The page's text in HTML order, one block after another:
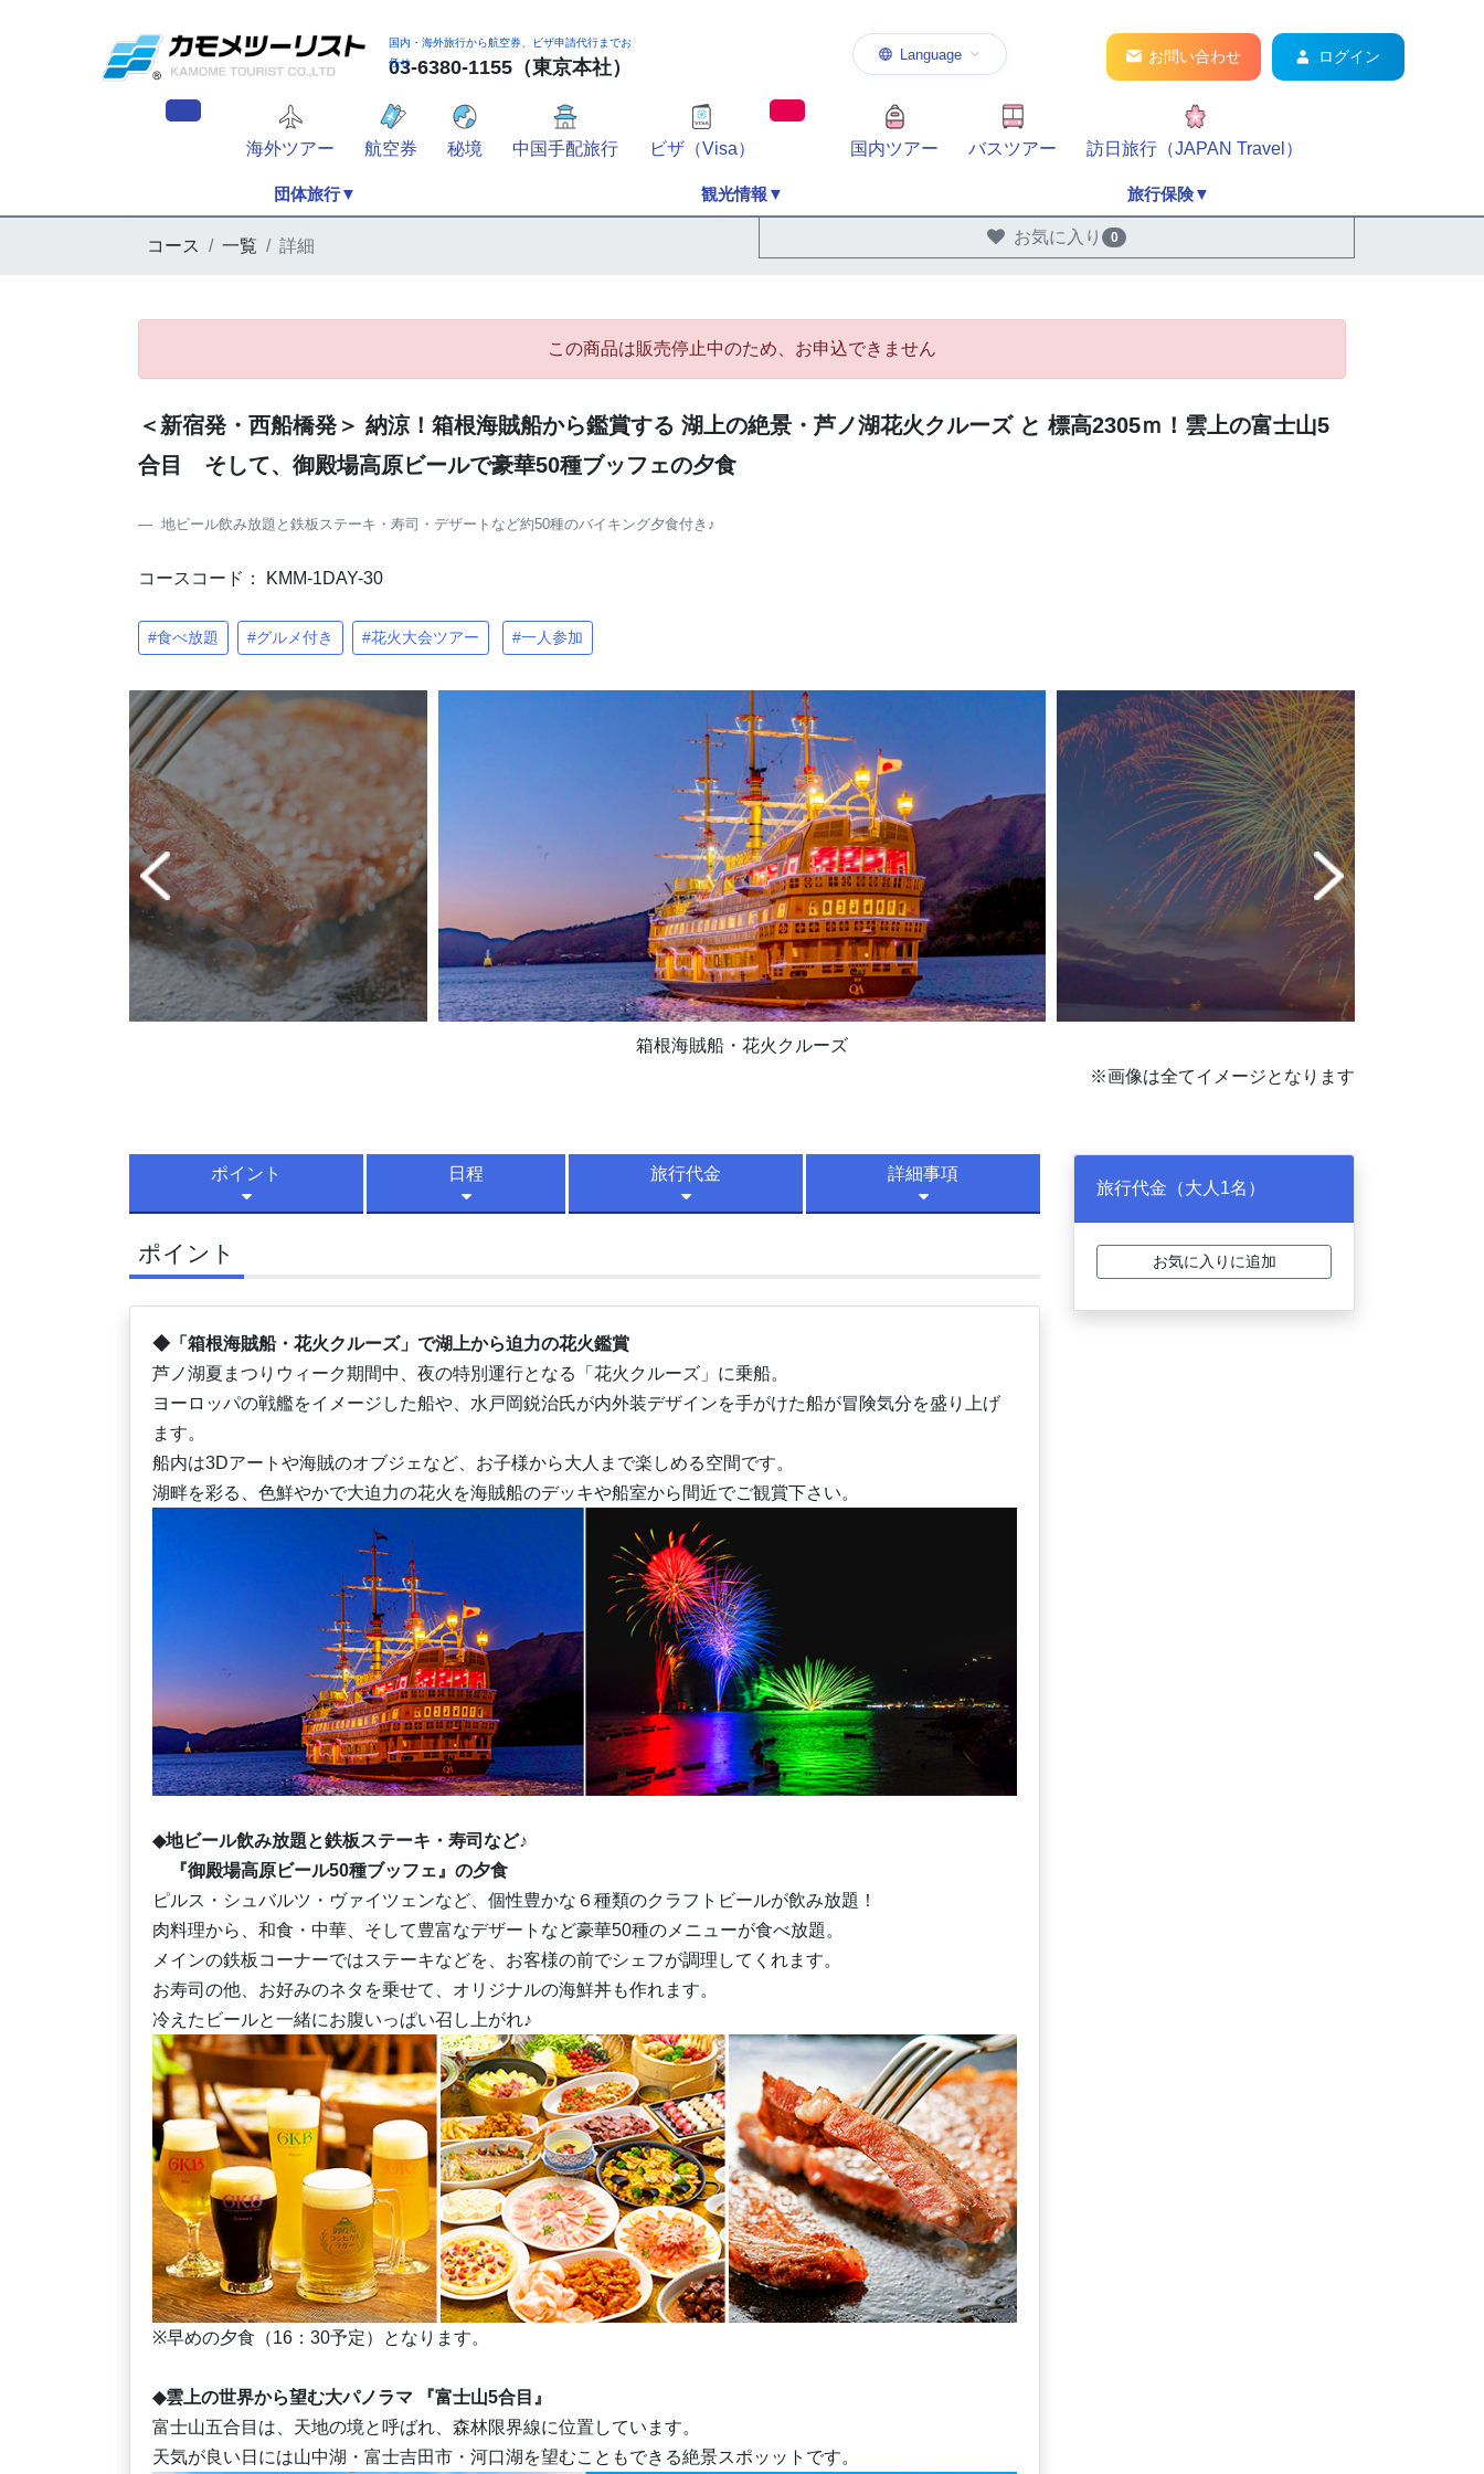
Language
国内・海外旅行から航空券、ビザ申請代行までお
任せ
03-6380-1155（東京本社）
お問い合わせ ログイン
海外ツアー 航空券 秘境 中国手配旅行 ビザ（Visa） 国内ツアー バスツアー 訪日旅行（JAPAN Travel）
団体旅行▼ 観光情報▼ 旅行保険▼
コース 一覧 詳細 お気に入り 0
この商品は販売停止中のため、お申込できません
＜新宿発・西船橋発＞ 納涼！箱根海賊船から鑑賞する 湖上の絶景・芦ノ湖花火クルーズ と 標高2305ｍ！雲上の富士山5
合目 そして、御殿場高原ビールで豪華50種ブッフェの夕食
地ビール飲み放題と鉄板ステーキ・寿司・デザートなど約50種のバイキング夕食付き♪
コースコード： KMM-1DAY-30
#食べ放題 #グルメ付き #花火大会ツアー #一人参加
箱根海賊船・花火クルーズ
※画像は全てイメージとなります
ポイント 日程 旅行代金 詳細事項
ポイント
◆「箱根海賊船・花火クルーズ」で湖上から迫力の花火鑑賞
芦ノ湖夏まつりウィーク期間中、夜の特別運行となる「花火クルーズ」に乗船。
ヨーロッパの戦艦をイメージした船や、水戸岡鋭治氏が内外装デザインを手がけた船が冒険気分を盛り上げ
ます。
船内は3Dアートや海賊のオブジェなど、お子様から大人まで楽しめる空間です。
湖畔を彩る、色鮮やかで大迫力の花火を海賊船のデッキや船室から間近でご観賞下さい。
◆地ビール飲み放題と鉄板ステーキ・寿司など♪
『御殿場高原ビール50種ブッフェ』の夕食
ピルス・シュバルツ・ヴァイツェンなど、個性豊かな６種類のクラフトビールが飲み放題！
肉料理から、和食・中華、そして豊富なデザートなど豪華50種のメニューが食べ放題。
メインの鉄板コーナーではステーキなどを、お客様の前でシェフが調理してくれます。
お寿司の他、お好みのネタを乗せて、オリジナルの海鮮丼も作れます。
冷えたビールと一緒にお腹いっぱい召し上がれ♪
※早めの夕食（16：30予定）となります。
◆雲上の世界から望む大パノラマ 『富士山5合目』
富士山五合目は、天地の境と呼ばれ、森林限界線に位置しています。
天気が良い日には山中湖・富士吉田市・河口湖を望むこともできる絶景スポッットです。
旅行代金（大人1名）
お気に入りに追加